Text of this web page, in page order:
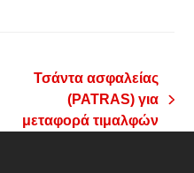
post:
Τσάντα ασφαλείας
(PATRAS) για
μεταφορά τιμαλφών